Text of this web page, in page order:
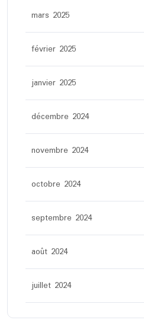
mars 2025
février 2025
janvier 2025
décembre 2024
novembre 2024
octobre 2024
septembre 2024
août 2024
juillet 2024